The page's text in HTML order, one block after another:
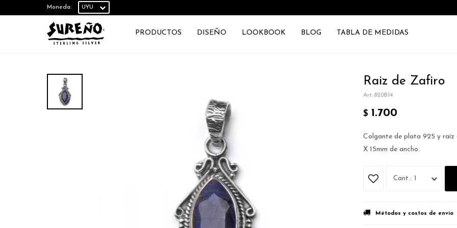
PRODUCTOS DISEÑO LOOKBOOK BLOG TABLA DE MEDIDAS
Moneda:
Raiz de Zafiro
820B14
$ 1.700
Colgante de plata 925 y raíz
X 15mm de ancho.
1
Métodos y costos de envío